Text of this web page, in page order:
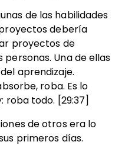
de las habilidades
debería
proyectos de
Una de ellas
aprendizaje.
roba. Es lo
todo. [29:37]
de otros era lo
primeros días.